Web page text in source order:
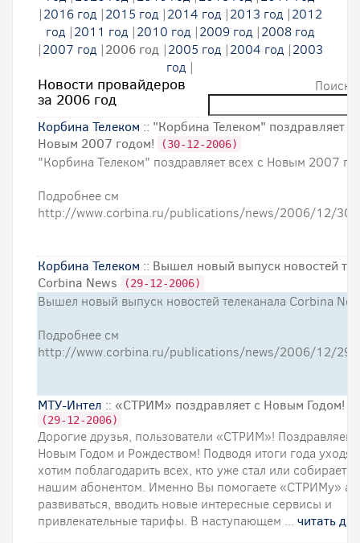
|2016 год |2015 год |2014 год |2013 год |2012
год |2011 год |2010 год |2009 год |2008 год
|2007 год |2006 год |2005 год |2004 год |2003
год|
Новости провайдеров
за 2006 год
Поиск
Корбина Телеком :: "Корбина Телеком" поздравляет
Новым 2007 годом!
(30-12-2006)
"Корбина Телеком" поздравляет всех с Новым 2007
Подробнее см
http://www.corbina.ru/publications/news/2006/12/
Корбина Телеком :: Вышел новый выпуск новостей
Corbina News
(29-12-2006)
Вышел новый выпуск новостей телеканала Corbina
Подробнее см
http://www.corbina.ru/publications/news/2006/12/
МТУ-Интел :: «СТРИМ» поздравляет с Новым Годом!
(29-12-2006)
Дорогие друзья, пользователи «СТРИМ»! Поздравляем
Новым Годом и Рождеством! Подводя итоги года
хотим поблагодарить всех, кто уже стал или собирается
нашим абонентом. Именно Вы помогаете «СТРИМу»
развиваться, вводить новые интересные сервисы и
привлекательные тарифы. В наступающем ... читать